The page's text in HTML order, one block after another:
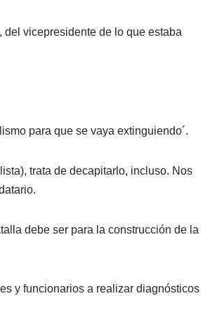
vicepresidente de lo que estaba
para que se vaya extinguiendo´.
trata de decapitarlo, incluso. Nos
debe ser para la construcción de la
y funcionarios a realizar diagnósticos